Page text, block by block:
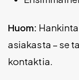
Huom:
asiakasta – se
kontaktia.